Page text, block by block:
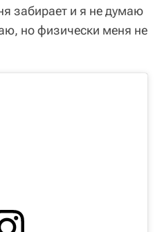
забирает и я не думаю
но физически меня не